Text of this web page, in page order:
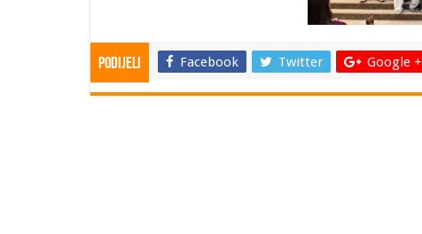
Podijeli Facebook Twitter Google +